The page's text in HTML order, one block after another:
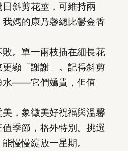
斜剪花莖，可維持兩
媽的康乃馨總比鬱金香
敗。單一兩枝插在細長花
顯「謝謝」。記得斜剪
水——它們嬌貴，但值
美，象徵美好祝福與溫馨
季節，格外特別。挑選
慢慢綻放一星期。